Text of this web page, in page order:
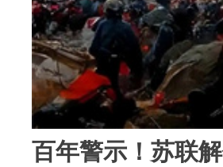
百年警示！苏联